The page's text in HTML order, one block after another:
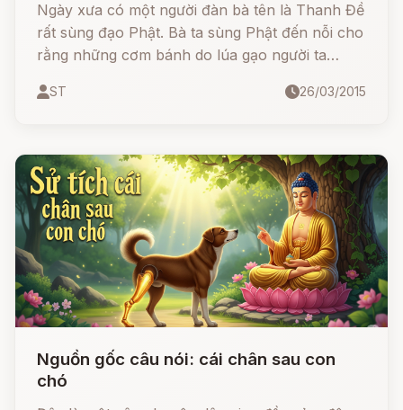
Ngày xưa có một người đàn bà tên là Thanh Đề
rất sùng đạo Phật. Bà ta sùng Phật đến nỗi cho
rằng những cơm bánh do lúa gạo người ta
khiết được, nên không một thứ nào đáng đem
luôn bà treo cái gáo đó lên một chỗ cao vì sợ
có người bước qua. Khi lúa chín, bà thận trọng
rứt từng hạt một, giã nó bằng một cán dao mới
tinh, rồi mới đưa nắm gạo đó đựng vào bát thờ
mà dâng lên chùa.
ST 26/03/2015
Nguồn gốc câu nói: cái chân sau con
chó